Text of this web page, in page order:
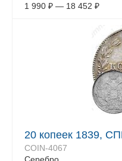
1 990 ₽ — 18 452 ₽
20 копеек 1839,
COIN-4067